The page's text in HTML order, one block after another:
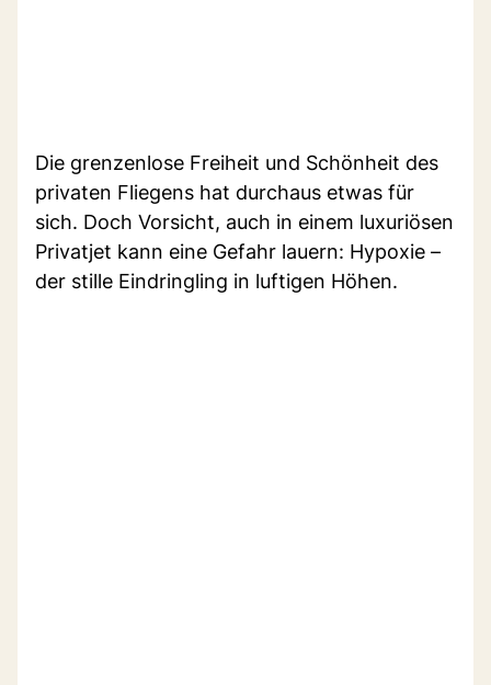
Die grenzenlose Freiheit und Schönheit des
privaten Fliegens hat durchaus etwas für
sich. Doch Vorsicht, auch in einem luxuriösen
Privatjet kann eine Gefahr lauern: Hypoxie –
der stille Eindringling in luftigen Höhen.